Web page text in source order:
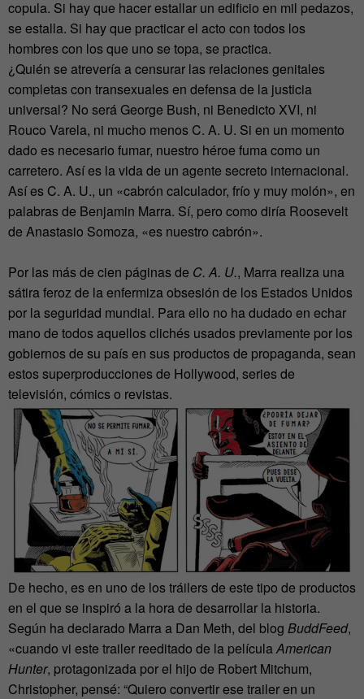
copula. Si hay que hacer estallar un edificio en mil pedazos,
se estalla. Si hay que practicar el acto con todos los
hombres con los que uno se topa, se practica.
¿Quién se atrevería a censurar las relaciones genitales
completas con transexuales en defensa de la justicia
universal? No será George Bush, ni Benedicto XVI, ni
Rouco Varela, ni mucho menos C. A. U. Si en un momento
dado es necesario fumar, nuestro héroe fuma como un
carretero. Así es la vida de un agente secreto internacional.
Así es C. A. U., un «cabrón calculador, frío y muy molón», en
palabras de Benjamin Marra. Sí, pero como diría Roosevelt
de Anastasio Somoza, «es nuestro cabrón».
Por las más de cien páginas de C. A. U., Marra realiza una
sátira feroz de la enfermiza obsesión de los Estados Unidos
por la seguridad mundial. Para ello no ha dudado en echar
mano de todos aquellos clichés usados previamente por los
gobiernos de su país en sus productos de propaganda, sean
estos superproducciones de Hollywood, series de
televisión, cómics o revistas.
De hecho, es en uno de los tráilers de este tipo de productos
en el que se inspiró a la hora de desarrollar la historia.
Según ha declarado Marra a Dan Meth, del blog BuddFeed,
«cuando vi este trailer reeditado de la películaAmerican
Hunter, protagonizada por el hijo de Robert Mitchum,
Christopher, pensé: “Quiero convertir ese trailer en un